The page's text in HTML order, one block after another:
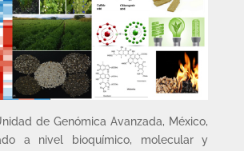
de Genómica Avanzada, México,
a nivel bioquímico, molecular y